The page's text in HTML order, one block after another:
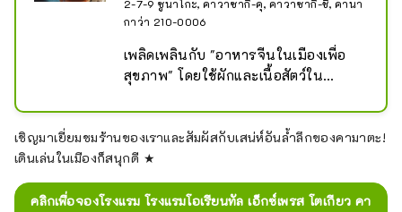
2-7-9 ซูนาโกะ, คาวาซากิ-คุ, คาวาซากิ-ชิ, คานา
กาว่า 210-0006
เพลิดเพลินกับ "อาหารจีนในเมืองเพื่อ
สุขภาพ" โดยใช้ผักและเนื้อสัตว์ใน
"อิชิยากิมาโปโทฟุ"
เชิญมาเยี่ยมชมร้านของเราและสัมผัสกับเสน่ห์อันล้ำลึกของคามาตะ!
เดินเล่นในเมืองก็สนุกดี ★
คลิกเพื่อจองโรงแรม โรงแรมโอเรียนทัล เอ็กซ์เพรส โตเกียว คา